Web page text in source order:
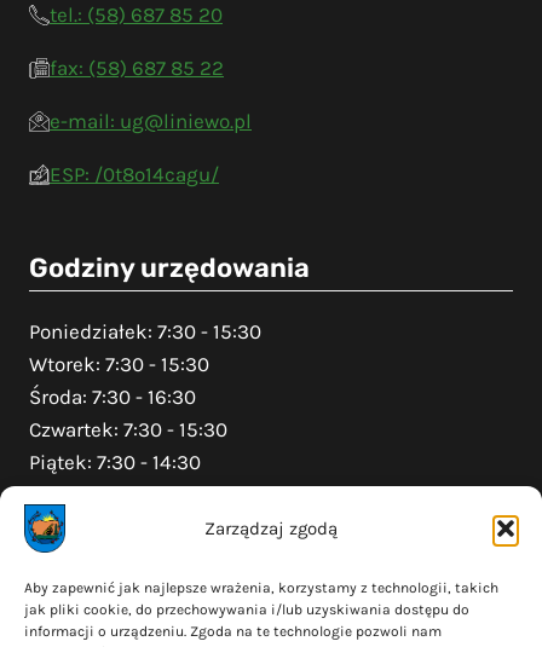
Zarządzaj zgodą
Aby zapewnić jak najlepsze wrażenia, korzystamy z technologii, takich
jak pliki cookie, do przechowywania i/lub uzyskiwania dostępu do
informacji o urządzeniu. Zgoda na te technologie pozwoli nam
tel.: (58) 687 85 20
fax: (58) 687 85 22
e-mail: ug@liniewo.pl
ESP: /0t8o14cagu/
Godziny urzędowania
Poniedziałek: 7:30 - 15:30
Wtorek: 7:30 - 15:30
Środa: 7:30 - 16:30
Czwartek: 7:30 - 15:30
Piątek: 7:30 - 14:30
Na skróty
Polityka prywatności